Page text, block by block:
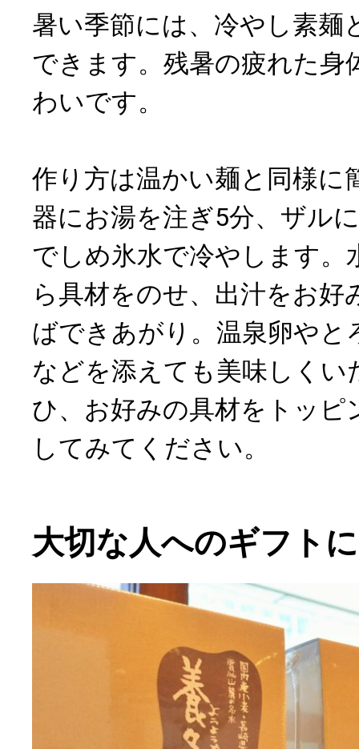
暑い季節には、冷やし素麺
できます。残暑の疲れた身
わいです。
作り方は温かい麺と同様に
器にお湯を注ぎ5分、ザル
でしめ氷水で冷やします。
ら具材をのせ、出汁をお好
ばできあがり。温泉卵やと
などを添えても美味しくい
ひ、お好みの具材をトッピ
してみてください。
大切な人へのギフト